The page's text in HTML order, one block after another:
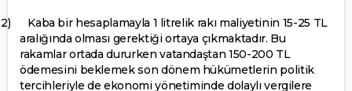
2)
Kaba bir hesaplamayla 1 litrelik rakı maliyetinin 15-25 TL
aralığında olması gerektiği ortaya çıkmaktadır. Bu
rakamlar ortada dururken vatandaştan 150-200 TL
ödemesini beklemek son dönem hükümetlerin politik
tercihleriyle de ekonomi yönetiminde dolaylı vergilere